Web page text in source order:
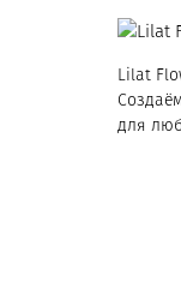
Lilat
для